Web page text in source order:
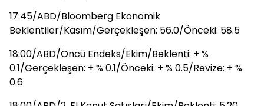
17:45/ABD/Bloomberg Ekonomik
Beklentiler/Kasım/Gerçekleşen: 56.0/Önceki: 58.5
18:00/ABD/Öncü Endeks/Ekim/Beklenti: + %
0.1/Gerçekleşen: + % 0.1/Önceki: + % 0.5/Revize: + %
0.6